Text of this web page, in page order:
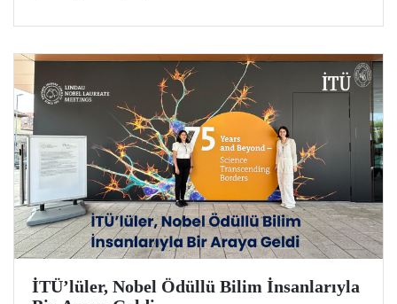
İTÜ’lüler, Nobel Ödüllü Bilim İnsanlarıyla